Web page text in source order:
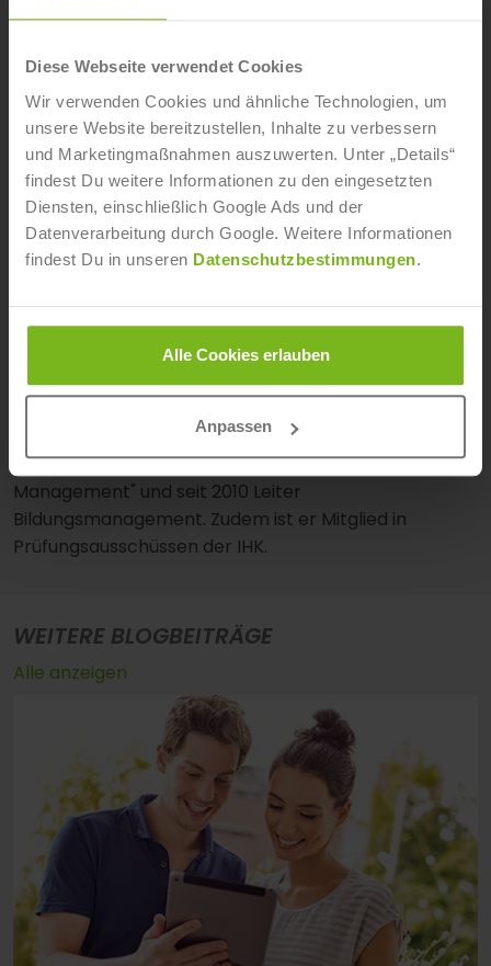
Diese Webseite verwendet Cookies
Wir verwenden Cookies und ähnliche Technologien, um
unsere Website bereitzustellen, Inhalte zu verbessern
und Marketingmaßnahmen auszuwerten. Unter „Details“
findest Du weitere Informationen zu den eingesetzten
Diensten, einschließlich Google Ads und der
Datenverarbeitung durch Google. Weitere Informationen
findest Du in unseren Datenschutzbestimmungen.
Alle Cookies erlauben
Anpassen
Marco Gensmüller
Marco Gensmüller ist Leiter des
Bildungsmanagements der IST-Hochschule für
Management. Von 2001 bis 2004 absolvierter er das
Studium "Sportmanagement". Anschließend
sammelte er vielseitige Berufserfahrung bei einzelnen
Sportfive, Vodafone). Seit 2006 ist beim IST tätig:
zunächst als Fachbereichsleiter "Sport &
Management" und seit 2010 Leiter
Bildungsmanagement. Zudem ist er Mitglied in
Prüfungsausschüssen der IHK.
WEITERE BLOGBEITRÄGE
Alle anzeigen